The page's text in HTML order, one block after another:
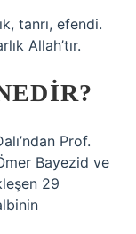
tanrı, efendi.
Allah’tır.
Prof.
Bayezid ve
29